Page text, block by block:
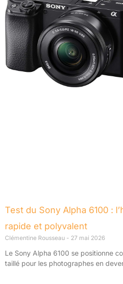
Test du Sony Alpha 6100 :
rapide et polyvalent
Clémentine Rousseau 27 mai 2026
Le Sony Alpha 6100 se positionne
taillé pour les photographes en